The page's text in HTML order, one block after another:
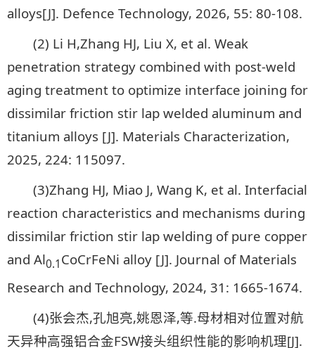
alloys[J]. Defence Technology, 2026, 55: 80-108.
(2) Li H,Zhang HJ, Liu X, et al. Weak
penetration strategy combined with post-weld
aging treatment to optimize interface joining for
dissimilar friction stir lap welded aluminum and
titanium alloys [J]. Materials Characterization,
2025, 224: 115097.
(3)Zhang HJ, Miao J, Wang K, et al. Interfacial
reaction characteristics and mechanisms during
dissimilar friction stir lap welding of pure copper
and Al0.1CoCrFeNi alloy [J]. Journal of Materials
Research and Technology, 2024, 31: 1665-1674.
(4)张会杰,孔旭亮,姚恩泽,等.母材相对位置对航
天异种高强铝合金FSW接头组织性能的影响机理[J].